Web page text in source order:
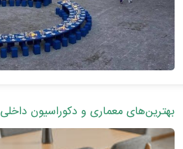
بهترین‌های معماری و دکوراسیون داخلی